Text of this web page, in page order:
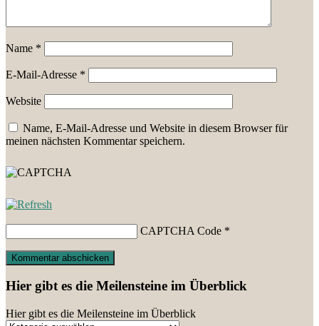
Name *
E-Mail-Adresse *
Website
Name, E-Mail-Adresse und Website in diesem Browser für
meinen nächsten Kommentar speichern.
CAPTCHA Code *
Hier gibt es die Meilensteine im Überblick
Hier gibt es die Meilensteine im Überblick